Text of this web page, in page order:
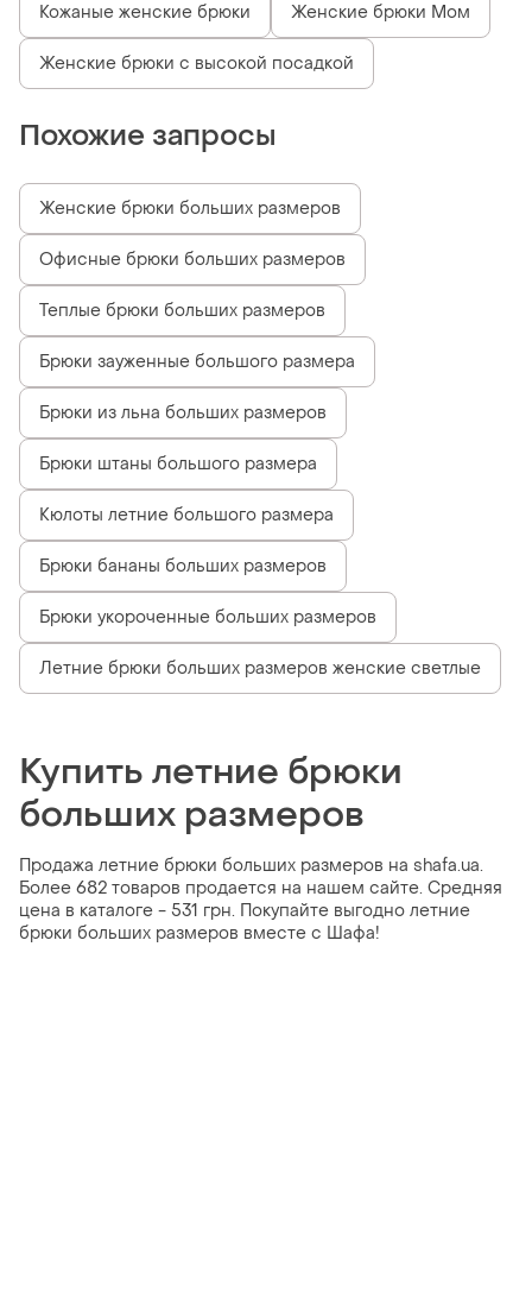
Кожаные женские брюки Женские брюки Мом
Женские брюки с высокой посадкой
Похожие запросы
Женские брюки больших размеров
Офисные брюки больших размеров
Теплые брюки больших размеров
Брюки зауженные большого размера
Брюки из льна больших размеров
Брюки штаны большого размера
Кюлоты летние большого размера
Брюки бананы больших размеров
Брюки укороченные больших размеров
Летние брюки больших размеров женские светлые
Купить летние брюки
больших размеров
Продажа летние брюки больших размеров на shafa.ua.
Более 682 товаров продается на нашем сайте. Средняя
цена в каталоге - 531 грн. Покупайте выгодно летние
брюки больших размеров вместе с Шафа!